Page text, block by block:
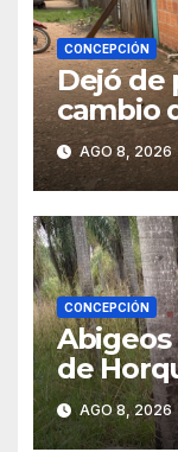
CONCEPCIÓN
Dejó de
cambio
ahora
subsistir
AGO 8, 2026
CONCEPCIÓN
Abigeos
de
AGO 8, 2026